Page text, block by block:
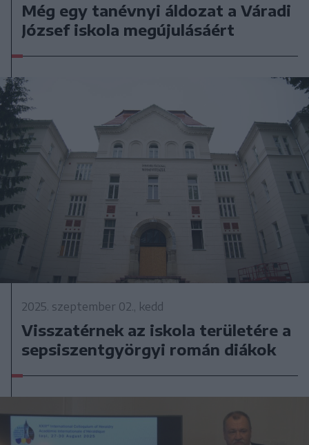
Még egy tanévnyi áldozat a Váradi
József iskola megújulásáért
2025. szeptember 02., kedd
Visszatérnek az iskola területére a
sepsiszentgyörgyi román diákok